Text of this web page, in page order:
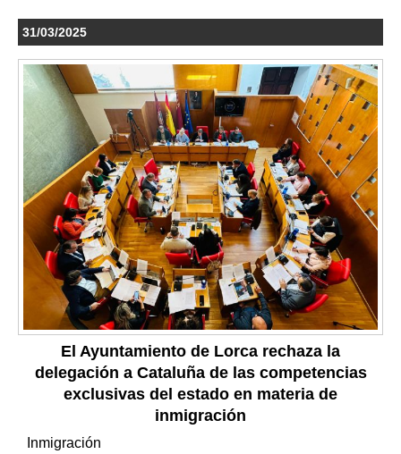
31/03/2025
El Ayuntamiento de Lorca rechaza la
delegación a Cataluña de las competencias
exclusivas del estado en materia de
inmigración
Inmigración